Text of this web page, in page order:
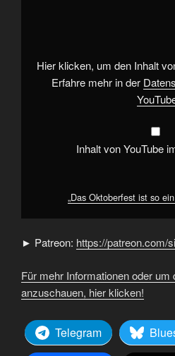
YouTube
anzeigen
Hier klicken, um den Inhalt
Erfahre mehr in der
Inhalt von YouTube
„Das Oktoberfest ist so
► Patreon: https://patreon.com/
Für mehr Informationen oder um
anzuschauen, hier klicken!
Telegram